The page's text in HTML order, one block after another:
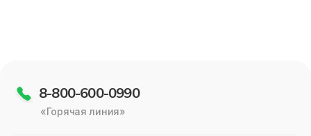
8-800-600-0990
«Горячая линия»